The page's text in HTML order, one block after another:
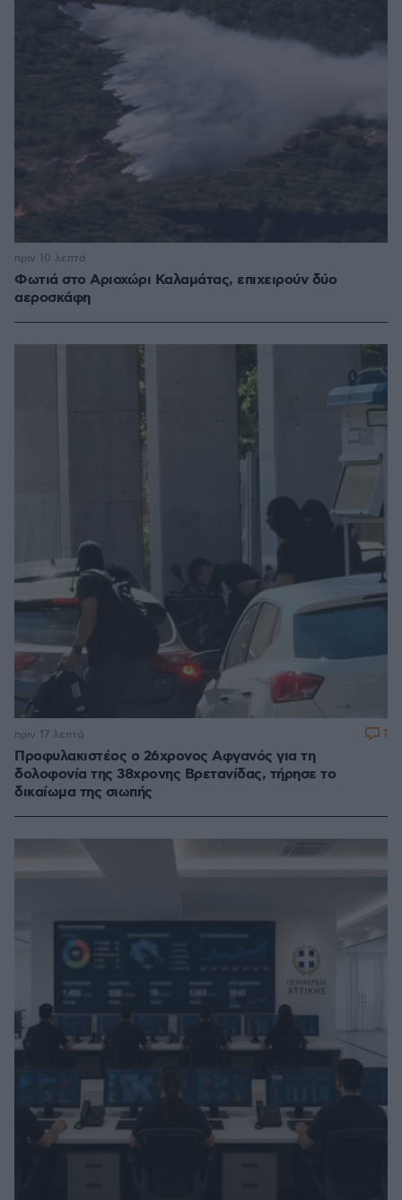
Φωτιά στο Αριοχώρι Καλαμάτας, επιχειρούν δύο
αεροσκάφη
πριν 10 λεπτά
Προφυλακιστέος ο 26χρονος Αφγανός για τη
δολοφονία της 38χρονης Βρετανίδας, τήρησε το
δικαίωμα της σιωπής
πριν 17 λεπτά 1